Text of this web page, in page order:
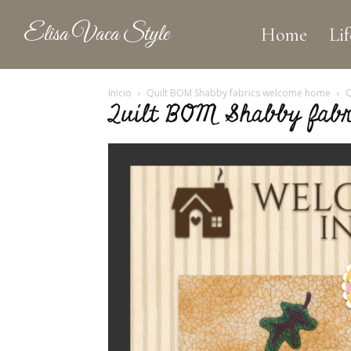
Elisa Vaca Style Home
Inicio Quilt BOM Shabby fabrics welcome home
Quilt BOM Shabby